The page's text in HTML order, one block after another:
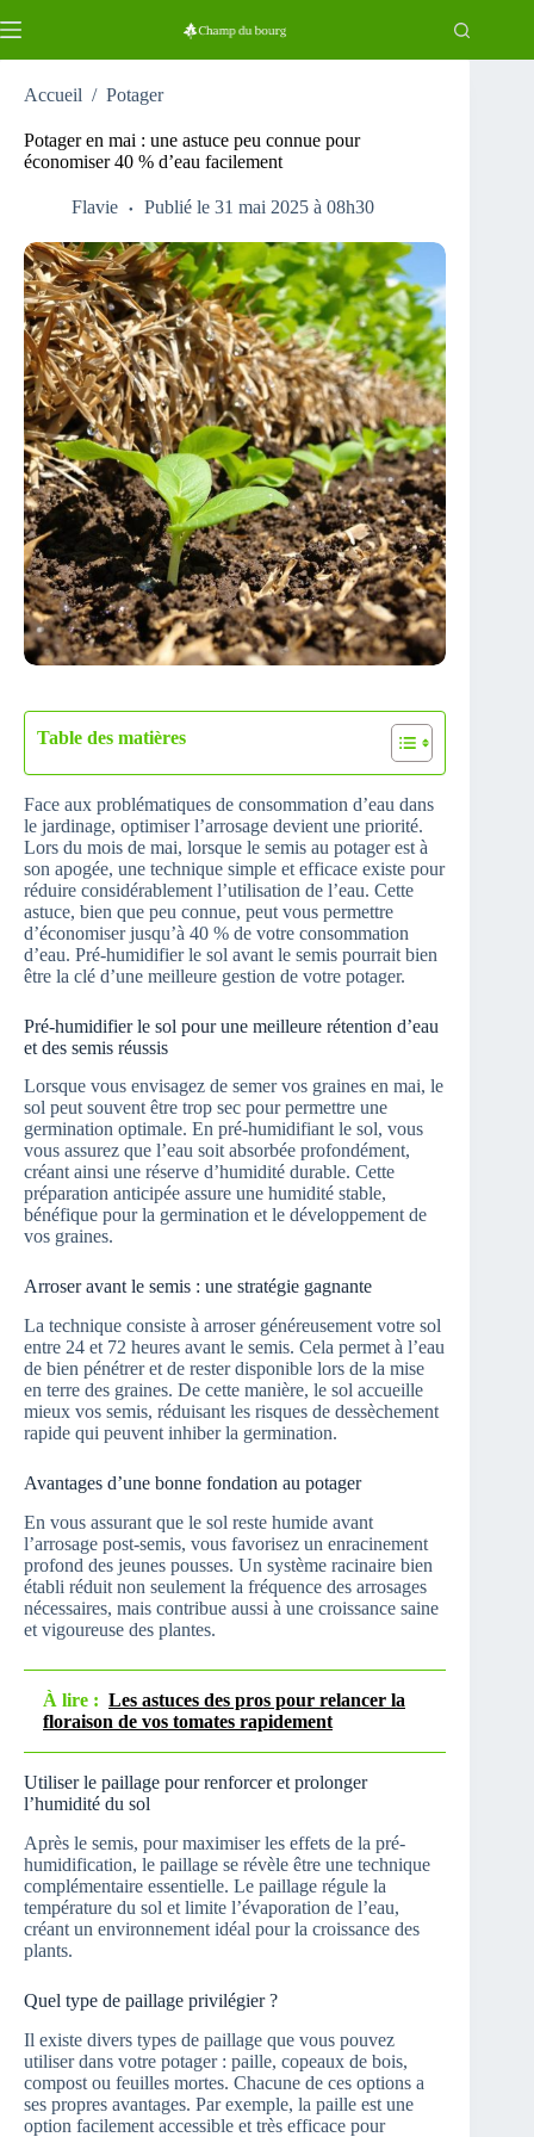
au
Accueil / Potager
Potager en mai : une astuce peu connue pour
économiser 40 % d’eau facilement
Flavie Publié le 31 mai 2025 à 08h30
Table des matières
Face aux problématiques de consommation d’eau dans
le jardinage, optimiser l’arrosage devient une priorité.
Lors du mois de mai, lorsque le semis au potager est à
son apogée, une technique simple et efficace existe pour
réduire considérablement l’utilisation de l’eau. Cette
astuce, bien que peu connue, peut vous permettre
d’économiser jusqu’à 40 % de votre consommation
d’eau. Pré-humidifier le sol avant le semis pourrait bien
être la clé d’une meilleure gestion de votre potager.
Pré-humidifier le sol pour une meilleure rétention d’eau
et des semis réussis
Lorsque vous envisagez de semer vos graines en mai, le
sol peut souvent être trop sec pour permettre une
germination optimale. En pré-humidifiant le sol, vous
vous assurez que l’eau soit absorbée profondément,
créant ainsi une réserve d’humidité durable. Cette
préparation anticipée assure une humidité stable,
bénéfique pour la germination et le développement de
vos graines.
Arroser avant le semis : une stratégie gagnante
La technique consiste à arroser généreusement votre sol
entre 24 et 72 heures avant le semis. Cela permet à l’eau
de bien pénétrer et de rester disponible lors de la mise
en terre des graines. De cette manière, le sol accueille
mieux vos semis, réduisant les risques de dessèchement
rapide qui peuvent inhiber la germination.
Avantages d’une bonne fondation au potager
En vous assurant que le sol reste humide avant
l’arrosage post-semis, vous favorisez un enracinement
profond des jeunes pousses. Un système racinaire bien
établi réduit non seulement la fréquence des arrosages
nécessaires, mais contribue aussi à une croissance saine
et vigoureuse des plantes.
À lire : Les astuces des pros pour relancer la
floraison de vos tomates rapidement
Utiliser le paillage pour renforcer et prolonger
l’humidité du sol
Après le semis, pour maximiser les effets de la pré-
humidification, le paillage se révèle être une technique
complémentaire essentielle. Le paillage régule la
température du sol et limite l’évaporation de l’eau,
créant un environnement idéal pour la croissance des
plants.
Quel type de paillage privilégier ?
Il existe divers types de paillage que vous pouvez
utiliser dans votre potager : paille, copeaux de bois,
compost ou feuilles mortes. Chacune de ces options a
ses propres avantages. Par exemple, la paille est une
option facilement accessible et très efficace pour